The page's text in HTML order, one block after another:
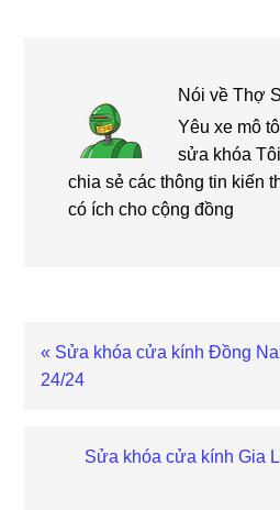
Nói vềThợ
Yêu xe mô
sửa khóa
chia sẻ các thông tin kiến
có ích cho cộng đồng
Bài
viết
« Sửa khóa cửa kính Đồng
24/24
Bài
Sửa khóa cửa kính Gia